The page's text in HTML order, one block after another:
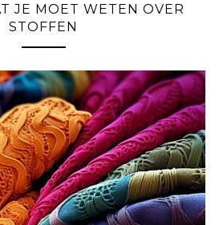
JE MOET WETEN OVER
STOFFEN